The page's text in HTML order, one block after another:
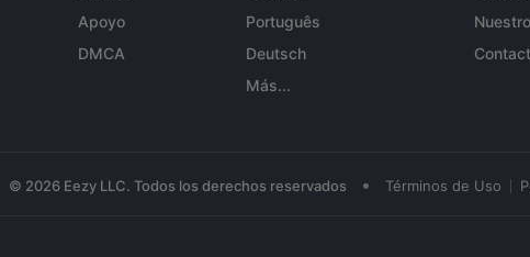
Apoyo
DMCA
Português
Deutsch
Más...
© 2026 Eezy LLC. Todos los derechos reservados • Términos de Uso